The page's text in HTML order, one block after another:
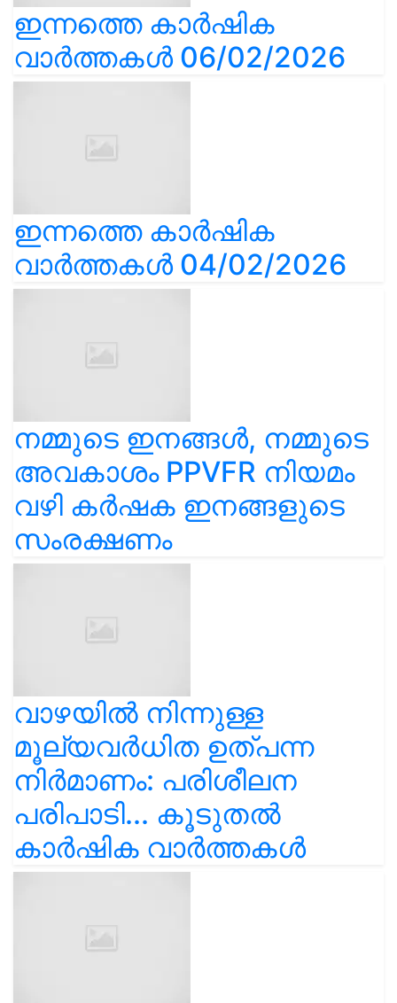
ഇന്നത്തെ കാർഷിക
വാർത്തകൾ 06/02/2026
ഇന്നത്തെ കാർഷിക
വാർത്തകൾ 04/02/2026
നമ്മുടെ ഇനങ്ങൾ, നമ്മുടെ
അവകാശം PPVFR നിയമം
വഴി കർഷക ഇനങ്ങളുടെ
സംരക്ഷണം
വാഴയിൽ നിന്നുള്ള
മൂല്യവർധിത ഉത്പന്ന
നിർമാണം: പരിശീലന
പരിപാടി... കൂടുതൽ
കാർഷിക വാർത്തകൾ